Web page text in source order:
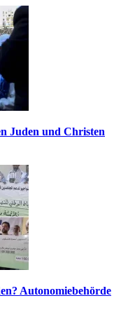
Juden und Christen
Autonomiebehörde